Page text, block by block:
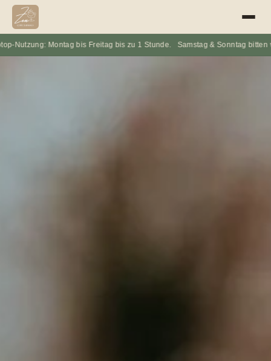
bis Freitag bis zu 1 Stunde. Samstag & Sonntag bitten wir, auf